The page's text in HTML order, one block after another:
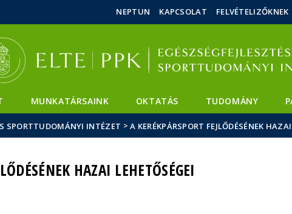
Hírek
Események
ELTE a
NEPTUN KAPCSOLAT FELVÉTELIZŐKNEK
MUNKATÁRSAINK OKTATÁS TUDOMÁNY
SPORTTUDOMÁNYI INTÉZET >A KERÉKPÁRSPORT FEJLŐDÉSÉNEK
HAZAI LEHETŐSÉGEI